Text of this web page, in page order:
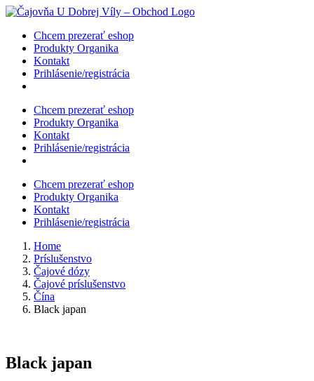
Skip
contentChcem prezerať eshop
Produkty Organika
Kontakt
Prihlásenie/registrácia
Chcem prezerať eshop
Produkty Organika
Kontakt
Prihlásenie/registrácia
Chcem prezerať eshop
Produkty Organika
Kontakt
Prihlásenie/registrácia
Home
Príslušenstvo
Čajové dózy
Čajové príslušenstvo
Čína
Black japan
Black japan